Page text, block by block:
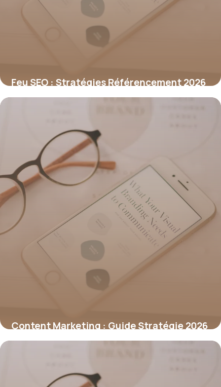
Feu SEO : Stratégies Référencement 2026
29 juin 2026
Content Marketing : Guide Stratégie 2026
25 juin 2026